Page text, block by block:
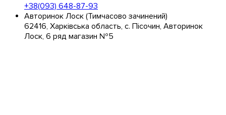
+38(093) 648-87-93
Авторинок Лоск (Тимчасово зачинений)
62416, Харківська область, с. Пісочин, Авторинок
Лоск, 6 ряд магазин №5